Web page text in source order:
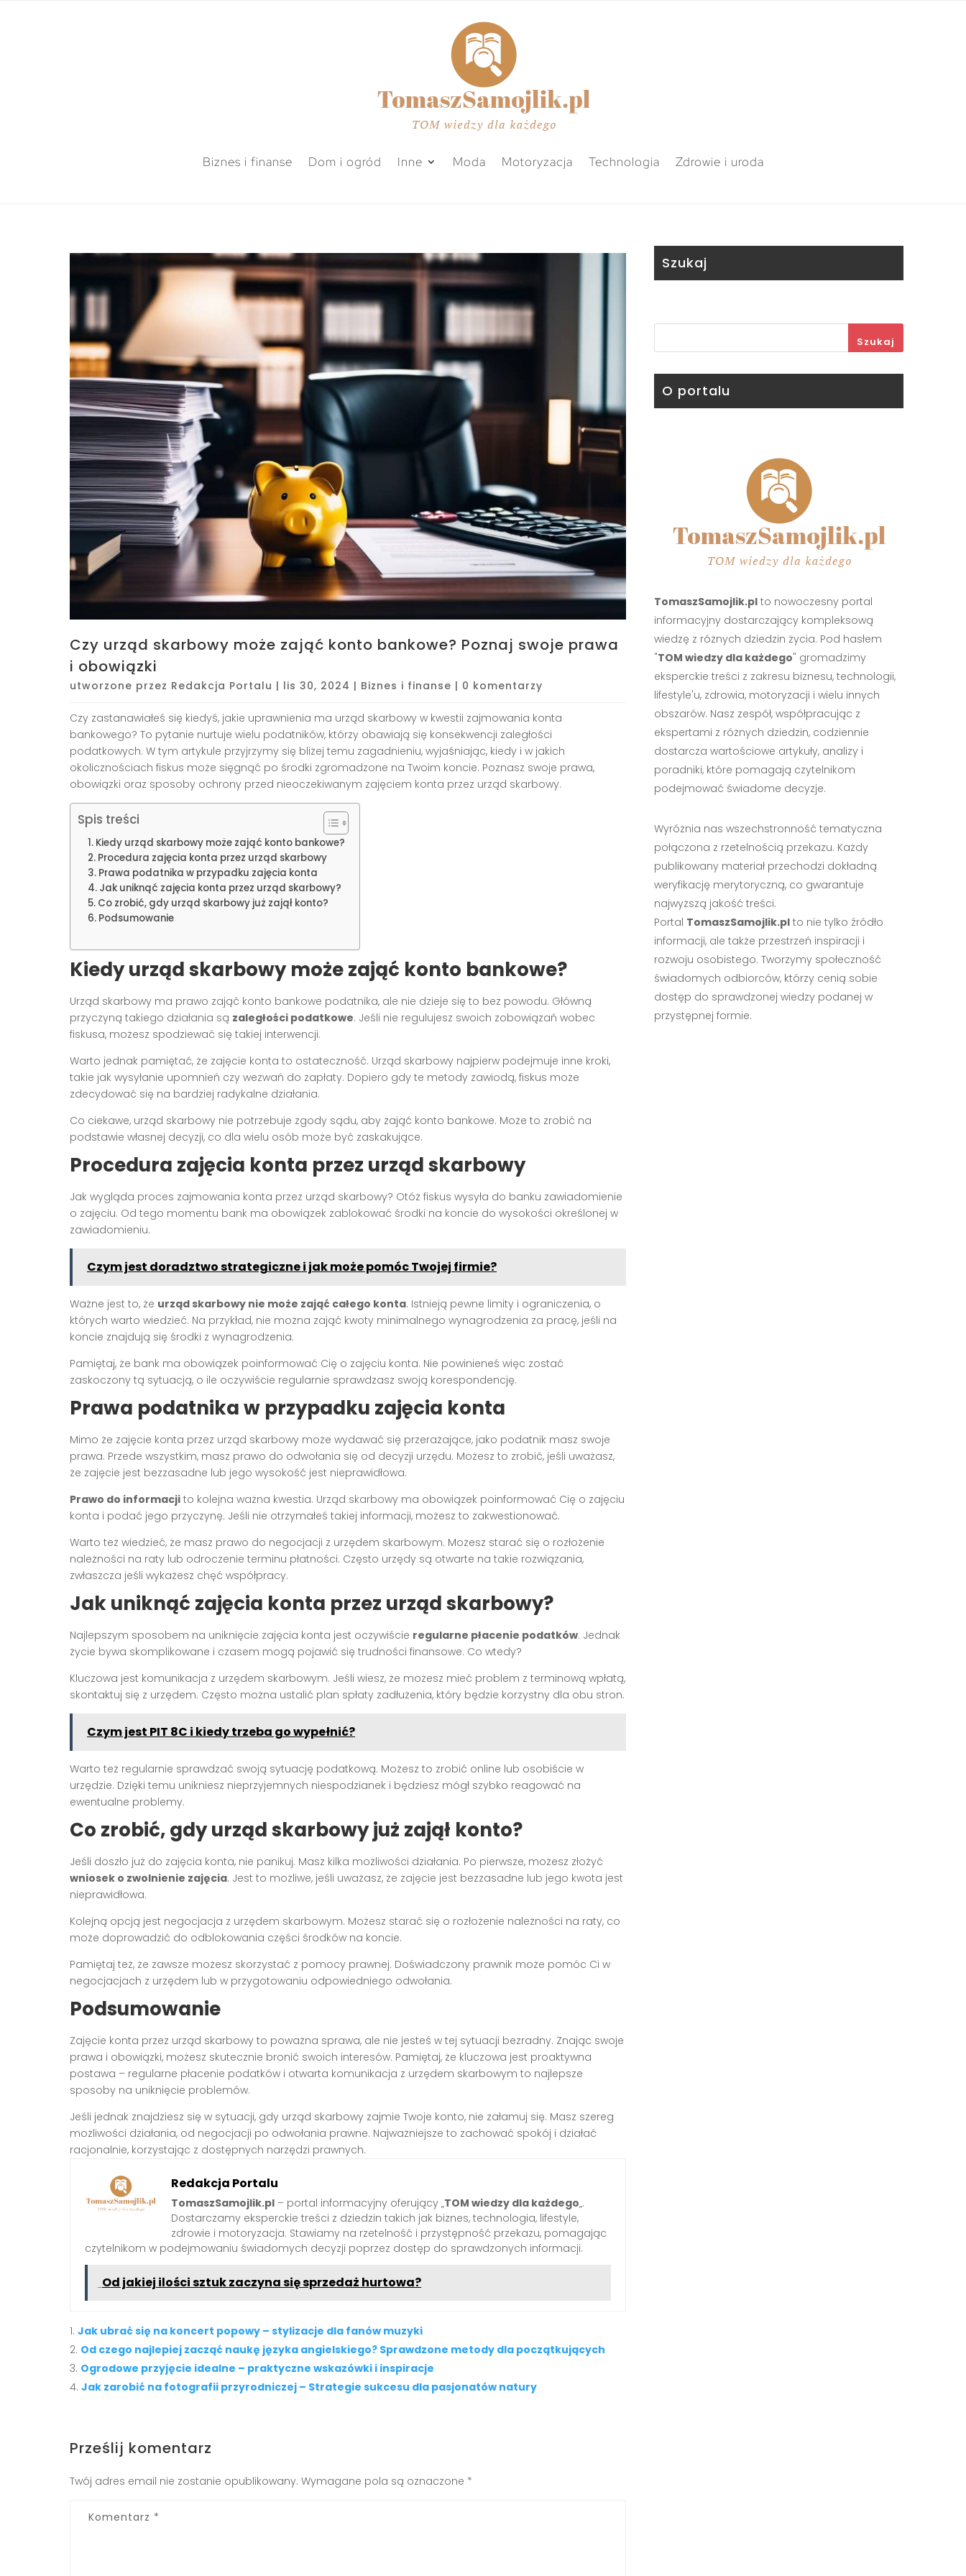
Biznes i finanse Dom i ogród Inne Moda Motoryzacja Technologia Zdrowie i uroda
Czy urząd skarbowy może zająć konto bankowe? Poznaj swoje prawa
i obowiązki
utworzone przez Redakcja Portalu | lis 30, 2024 | Biznes i finanse | 0 komentarzy
Czy zastanawiałeś się kiedyś, jakie uprawnienia ma urząd skarbowy w kwestii zajmowania konta
bankowego? To pytanie nurtuje wielu podatników, którzy obawiają się konsekwencji zaległości
podatkowych. W tym artykule przyjrzymy się bliżej temu zagadnieniu, wyjaśniając, kiedy i w jakich
okolicznościach fiskus może sięgnąć po środki zgromadzone na Twoim koncie. Poznasz swoje prawa,
obowiązki oraz sposoby ochrony przed nieoczekiwanym zajęciem konta przez urząd skarbowy.
Spis treści
Kiedy urząd skarbowy może zająć konto bankowe?
Procedura zajęcia konta przez urząd skarbowy
Prawa podatnika w przypadku zajęcia konta
Jak uniknąć zajęcia konta przez urząd skarbowy?
Co zrobić, gdy urząd skarbowy już zajął konto?
Podsumowanie
Kiedy urząd skarbowy może zająć konto bankowe?
Urząd skarbowy ma prawo zająć konto bankowe podatnika, ale nie dzieje się to bez powodu. Główną
przyczyną takiego działania są zaległości podatkowe. Jeśli nie regulujesz swoich zobowiązań wobec
fiskusa, możesz spodziewać się takiej interwencji.
Warto jednak pamiętać, że zajęcie konta to ostateczność. Urząd skarbowy najpierw podejmuje inne kroki,
takie jak wysyłanie upomnień czy wezwań do zapłaty. Dopiero gdy te metody zawiodą, fiskus może
zdecydować się na bardziej radykalne działania.
Co ciekawe, urząd skarbowy nie potrzebuje zgody sądu, aby zająć konto bankowe. Może to zrobić na
podstawie własnej decyzji, co dla wielu osób może być zaskakujące.
Procedura zajęcia konta przez urząd skarbowy
Jak wygląda proces zajmowania konta przez urząd skarbowy? Otóż fiskus wysyła do banku zawiadomienie
o zajęciu. Od tego momentu bank ma obowiązek zablokować środki na koncie do wysokości określonej w
zawiadomieniu.
Czym jest doradztwo strategiczne i jak może pomóc Twojej firmie?
Ważne jest to, że urząd skarbowy nie może zająć całego konta. Istnieją pewne limity i ograniczenia, o
których warto wiedzieć. Na przykład, nie można zająć kwoty minimalnego wynagrodzenia za pracę, jeśli na
koncie znajdują się środki z wynagrodzenia.
Pamiętaj, że bank ma obowiązek poinformować Cię o zajęciu konta. Nie powinieneś więc zostać
zaskoczony tą sytuacją, o ile oczywiście regularnie sprawdzasz swoją korespondencję.
Prawa podatnika w przypadku zajęcia konta
Mimo że zajęcie konta przez urząd skarbowy może wydawać się przerażające, jako podatnik masz swoje
prawa. Przede wszystkim, masz prawo do odwołania się od decyzji urzędu. Możesz to zrobić, jeśli uważasz,
że zajęcie jest bezzasadne lub jego wysokość jest nieprawidłowa.
Prawo do informacji to kolejna ważna kwestia. Urząd skarbowy ma obowiązek poinformować Cię o zajęciu
konta i podać jego przyczynę. Jeśli nie otrzymałeś takiej informacji, możesz to zakwestionować.
Warto też wiedzieć, że masz prawo do negocjacji z urzędem skarbowym. Możesz starać się o rozłożenie
należności na raty lub odroczenie terminu płatności. Często urzędy są otwarte na takie rozwiązania,
zwłaszcza jeśli wykażesz chęć współpracy.
Jak uniknąć zajęcia konta przez urząd skarbowy?
Najlepszym sposobem na uniknięcie zajęcia konta jest oczywiście regularne płacenie podatków. Jednak
życie bywa skomplikowane i czasem mogą pojawić się trudności finansowe. Co wtedy?
Kluczowa jest komunikacja z urzędem skarbowym. Jeśli wiesz, że możesz mieć problem z terminową wpłatą,
skontaktuj się z urzędem. Często można ustalić plan spłaty zadłużenia, który będzie korzystny dla obu stron.
Czym jest PIT 8C i kiedy trzeba go wypełnić?
Warto też regularnie sprawdzać swoją sytuację podatkową. Możesz to zrobić online lub osobiście w
urzędzie. Dzięki temu unikniesz nieprzyjemnych niespodzianek i będziesz mógł szybko reagować na
ewentualne problemy.
Co zrobić, gdy urząd skarbowy już zajął konto?
Jeśli doszło już do zajęcia konta, nie panikuj. Masz kilka możliwości działania. Po pierwsze, możesz złożyć
wniosek o zwolnienie zajęcia. Jest to możliwe, jeśli uważasz, że zajęcie jest bezzasadne lub jego kwota jest
nieprawidłowa.
Kolejną opcją jest negocjacja z urzędem skarbowym. Możesz starać się o rozłożenie należności na raty, co
może doprowadzić do odblokowania części środków na koncie.
Pamiętaj też, że zawsze możesz skorzystać z pomocy prawnej. Doświadczony prawnik może pomóc Ci w
negocjacjach z urzędem lub w przygotowaniu odpowiedniego odwołania.
Podsumowanie
Zajęcie konta przez urząd skarbowy to poważna sprawa, ale nie jesteś w tej sytuacji bezradny. Znając swoje
prawa i obowiązki, możesz skutecznie bronić swoich interesów. Pamiętaj, że kluczowa jest proaktywna
postawa – regularne płacenie podatków i otwarta komunikacja z urzędem skarbowym to najlepsze
sposoby na uniknięcie problemów.
Jeśli jednak znajdziesz się w sytuacji, gdy urząd skarbowy zajmie Twoje konto, nie załamuj się. Masz szereg
możliwości działania, od negocjacji po odwołania prawne. Najważniejsze to zachować spokój i działać
racjonalnie, korzystając z dostępnych narzędzi prawnych.
Redakcja Portalu
TomaszSamojlik.pl – portal informacyjny oferujący „TOM wiedzy dla każdego„.
Dostarczamy eksperckie treści z dziedzin takich jak biznes, technologia, lifestyle,
zdrowie i motoryzacja. Stawiamy na rzetelność i przystępność przekazu, pomagając
czytelnikom w podejmowaniu świadomych decyzji poprzez dostęp do sprawdzonych informacji.
Od jakiej ilości sztuk zaczyna się sprzedaż hurtowa?
Jak ubrać się na koncert popowy – stylizacje dla fanów muzyki
Od czego najlepiej zacząć naukę języka angielskiego? Sprawdzone metody dla początkujących
Ogrodowe przyjęcie idealne – praktyczne wskazówki i inspiracje
Jak zarobić na fotografii przyrodniczej – Strategie sukcesu dla pasjonatów natury
Prześlij komentarz
Twój adres email nie zostanie opublikowany. Wymagane pola są oznaczone *
Szukaj
Szukaj
O portalu
TomaszSamojlik.plto nowoczesny portal
informacyjny dostarczający kompleksową
wiedzę z różnych dziedzin życia. Pod hasłem
"TOM wiedzy dla każdego" gromadzimy
eksperckie treści z zakresu biznesu, technologii,
lifestyle'u, zdrowia, motoryzacji i wielu innych
obszarów. Nasz zespół, współpracując z
ekspertami z różnych dziedzin, codziennie
dostarcza wartościowe artykuły, analizy i
poradniki, które pomagają czytelnikom
podejmować świadome decyzje.
Wyróżnia nas wszechstronność tematyczna
połączona z rzetelnością przekazu. Każdy
publikowany materiał przechodzi dokładną
weryfikację merytoryczną, co gwarantuje
najwyższą jakość treści.
Portal TomaszSamojlik.plto nie tylko źródło
informacji, ale także przestrzeń inspiracji i
rozwoju osobistego. Tworzymy społeczność
świadomych odbiorców, którzy cenią sobie
dostęp do sprawdzonej wiedzy podanej w
przystępnej formie.